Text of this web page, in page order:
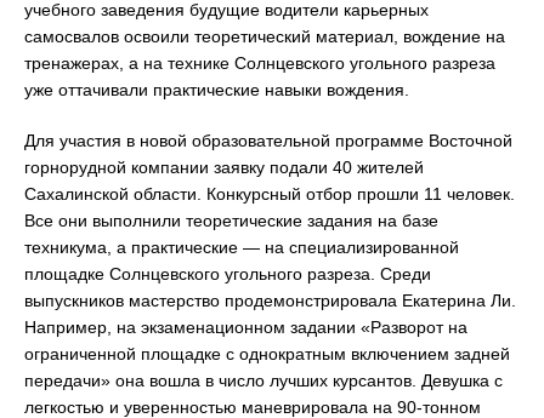
учебного заведения будущие водители карьерных
самосвалов освоили теоретический материал, вождение на
тренажерах, а на технике Солнцевского угольного разреза
уже оттачивали практические навыки вождения.
Для участия в новой образовательной программе Восточной
горнорудной компании заявку подали 40 жителей
Сахалинской области. Конкурсный отбор прошли 11 человек.
Все они выполнили теоретические задания на базе
техникума, а практические — на специализированной
площадке Солнцевского угольного разреза. Среди
выпускников мастерство продемонстрировала Екатерина Ли.
Например, на экзаменационном задании «Разворот на
ограниченной площадке с однократным включением задней
передачи» она вошла в число лучших курсантов. Девушка с
легкостью и уверенностью маневрировала на 90-тонном